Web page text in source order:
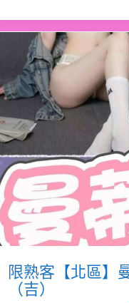
限熟客【北區】
（吉）